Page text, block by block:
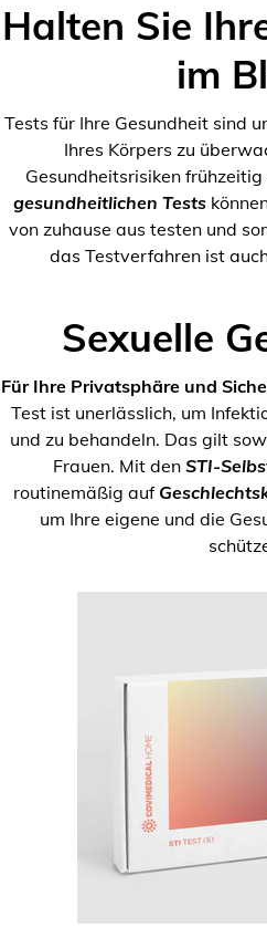
Halten Sie
im
Tests für Ihre Gesundheit sind
Ihres Körpers zu
Gesundheitsrisiken
gesundheitlichen Tests
von zuhause aus testen und
das Testverfahren ist
Sexuelle
Für Ihre Privatsphäre und
Test ist unerlässlich, um
und zu behandeln. Das gilt
Frauen. Mit den STI-
routinemäßig auf
um Ihre eigene und die